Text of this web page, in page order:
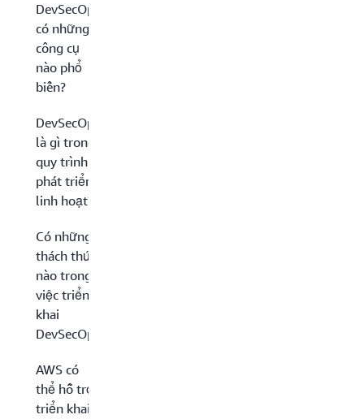
DevSecOps
có những
công cụ
nào phổ
biến?
DevSecOps
là gì trong
quy trình
phát triển
linh hoạt?
Có những
thách thức
nào trong
việc triển
khai
DevSecOps?
AWS có
thể hỗ trợ
triển khai